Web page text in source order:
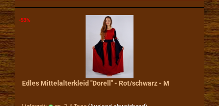
-53%
Edles Mittelalterkleid "Dorell" - Rot/schwarz - M